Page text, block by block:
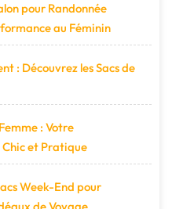
pour Randonnée
au Féminin
: Découvrez les Sacs de
: Votre
et Pratique
Week-End pour